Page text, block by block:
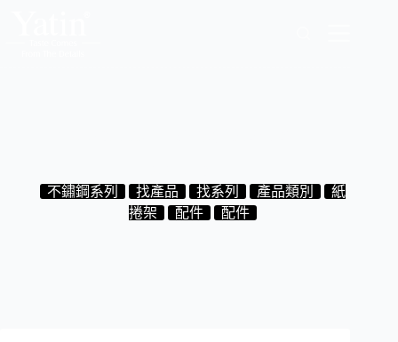
不鏽鋼系列
找產品 找系列 產品類別
紙
捲架
配件 配件